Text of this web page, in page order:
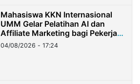
Mahasiswa KKN Internasional
UMM Gelar Pelatihan AI dan
Affiliate Marketing bagi Pekerja
Migran Indonesia di Taiwan
04/08/2026 - 17:24